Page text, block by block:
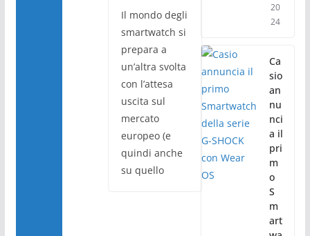
Il mondo degli
smartwatch si
prepara a
un’altra svolta
con l’attesa
uscita sul
mercato
europeo (e
quindi anche
su quello
20
24
Ca
sio
an
nu
nci
a il
pri
m
o
S
m
art